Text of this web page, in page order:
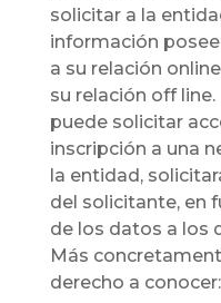
solicitar a la
información
a su relación
su relación off
puede solicitar
inscripción a una
la entidad,
del solicitante, en
de los datos a los
Más
derecho a conocer: